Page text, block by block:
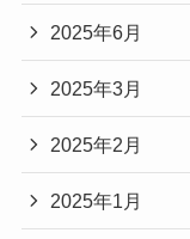
2025年6月
2025年3月
2025年2月
2025年1月